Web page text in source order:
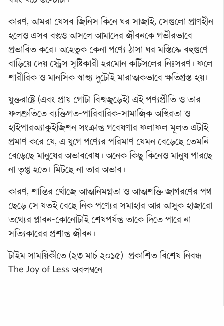
কারণ, আমরা যেসব জিনিস কিনে ঘর সাজাই, সেগুলো প্রাণহীন
হলেও এসব বস্তুও আসলে আমাদের জীবনকে গভীরভাবে
প্রভাবিত করে। অহেতুক কেনা পণ্যে ঠাসা ঘর মস্তিষ্কে বহুগুণে
বাড়িয়ে দেয় স্ট্রেস সৃষ্টিকারী হরমোন কর্টিসলের নিঃসরণ। ফলে
শারীরিক ও মানসিক স্বাস্থ্য দুটোই মারাত্মকভাবে ক্ষতিগ্রস্ত হয়।
যুক্তরাষ্ট্রে (এবং প্রায় গোটা বিশ্বজুড়েই) এই পণ্যপ্রীতি ও তার
ফলশ্রুতিতে ব্যক্তিগত-পারিবারিক-সামাজিক অস্থিরতা ও
হাইপারঅ্যাকুইজিশন সংক্রান্ত গবেষণার ফলাফল মূলত এটাই
প্রমাণ করে যে, এ যুগে পণ্যের পরিমাণ যেমন বেড়েছে তেমনি
বেড়েছে মানুষের অভাববোধ। অনেক কিছু কিনেও মানুষ পারছে
না তৃপ্ত হতে। মিটছে না তার অভাব।
কারণ, শান্তির খোঁজে আত্মনিমগ্নতা ও আত্মশক্তি জাগরণের পথ
ছেড়ে সে যতই বেছে নিক পণ্যের সমাহার আর আসুক হাজারো
তথ্যের প্লাবন-কোনোটাই শেষপর্যন্ত তাকে দিতে পারে না
সত্যিকারের প্রশান্ত জীবন।
টাইম সাময়িকীতে (২৩ মার্চ ২০১৫) প্রকাশিত বিশেষ নিবন্ধ
The Joy of Less অবলম্বনে